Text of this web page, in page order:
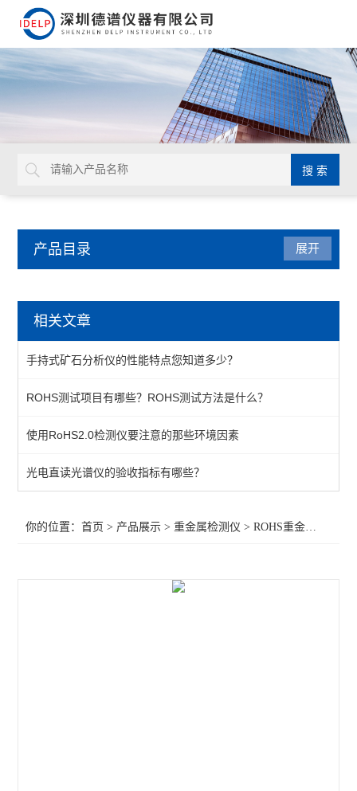
产品目录
八大重金属检测仪
ROHS重金属检测仪
展开
相关文章
手持式矿石分析仪的性能特点您知道多少？
ROHS测试项目有哪些？ROHS测试方法是什么？
使用RoHS2.0检测仪要注意的那些环境因素
光电直读光谱仪的验收指标有哪些？
你的位置：首页 > 产品展示 >重金属检测仪 >ROHS重金属检测仪